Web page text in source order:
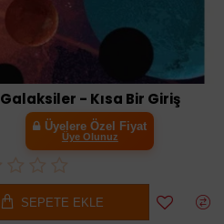
Galaksiler - Kısa Bir Giriş
Üyelere Özel Fiyat
Üye Olunuz
SEPETE EKLE